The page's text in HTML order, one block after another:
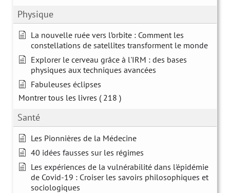
Physique
La nouvelle ruée vers l’orbite : Comment les
constellations de satellites transforment le monde
Explorer le cerveau grâce à l'IRM : des bases
physiques aux techniques avancées
Fabuleuses éclipses
Montrer tous les livres ( 218 )
Santé
Les Pionnières de la Médecine
40 idées fausses sur les régimes
Les expériences de la vulnérabilité dans l'épidémie
de Covid-19 : Croiser les savoirs philosophiques et
sociologiques